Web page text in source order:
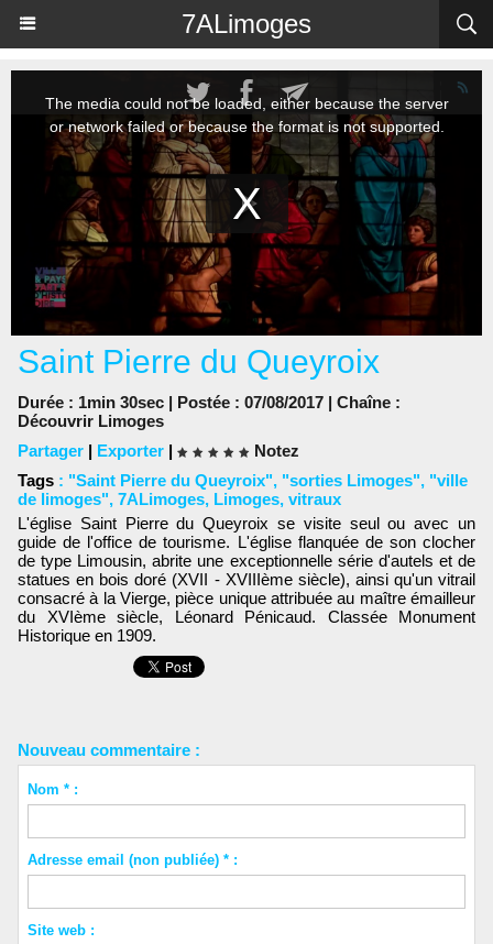
7ALimoges
Saint Pierre du Queyroix
Durée : 1min 30sec | Postée : 07/08/2017 | Chaîne :
Découvrir Limoges
Partager | Exporter |
Notez
Tags : "Saint Pierre du Queyroix", "sorties Limoges", "ville
de limoges", 7ALimoges, Limoges, vitraux
L'église Saint Pierre du Queyroix se visite seul ou avec un
guide de l'office de tourisme. L'église flanquée de son clocher
de type Limousin, abrite une exceptionnelle série d'autels et de
statues en bois doré (XVII - XVIIIème siècle), ainsi qu'un vitrail
consacré à la Vierge, pièce unique attribuée au maître émailleur
du XVIème siècle, Léonard Pénicaud. Classée Monument
Historique en 1909.
Nouveau commentaire :
Nom * :
Adresse email (non publiée) * :
Site web :